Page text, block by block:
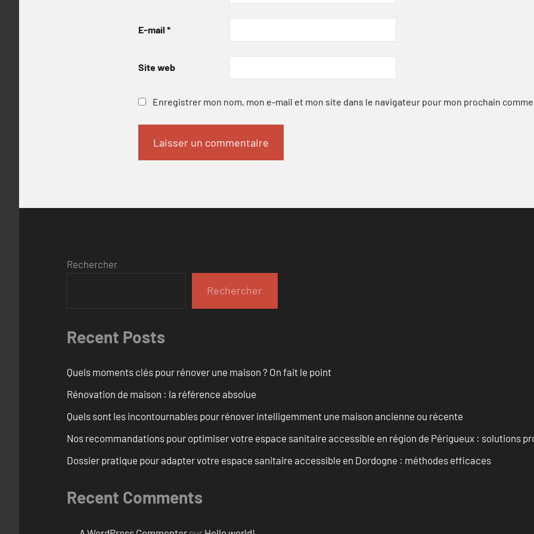
E-mail *
Site web
Enregistrer mon nom, mon e-mail et mon site dans le navigateur pour mon prochain
Rechercher
Rechercher
Recent Posts
Quels moments clés pour rénover une maison ? On fait le point
Rénovation de maison : la référence absolue
Quels sont les incontournables pour rénover intelligemment une maison ancienne ou récente
Nos recommandations pour optimiser votre espace sanitaire accessible en région de Périgueux : solutions
Dossier pratique pour adapter votre espace sanitaire accessible en Dordogne : méthodes efficaces
Recent Comments